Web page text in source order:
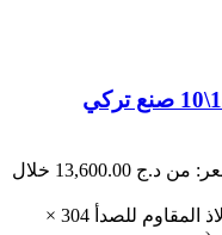
نطاق السعر: من ⁦13,600.00 د.ج⁩ خلال
قدر ضغط عالي الجودة مصنوع من الفولاذ المقاوم للصدأ 304 ×